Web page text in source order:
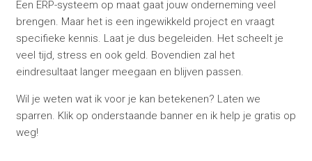
Een ERP-systeem op maat gaat jouw onderneming veel
brengen. Maar het is een ingewikkeld project en vraagt
specifieke kennis. Laat je dus begeleiden. Het scheelt je
veel tijd, stress en ook geld. Bovendien zal het
eindresultaat langer meegaan en blijven passen.
Wil je weten wat ik voor je kan betekenen? Laten we
sparren. Klik op onderstaande banner en ik help je gratis op
weg!